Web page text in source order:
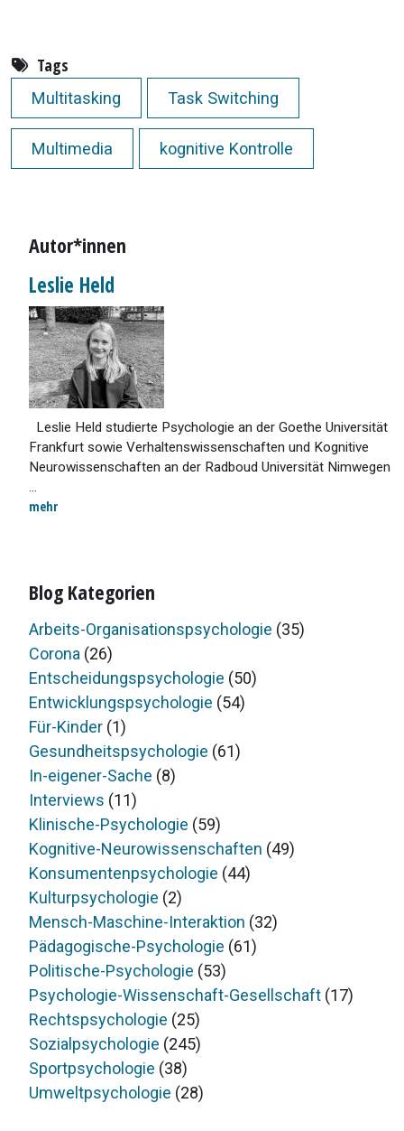
Tags
Multitasking Task Switching
Multimedia kognitive Kontrolle
Autor*innen
Leslie Held
Leslie Held studierte Psychologie an der Goethe Universität
Frankfurt sowie Verhaltenswissenschaften und Kognitive
Neurowissenschaften an der Radboud Universität Nimwegen
...
mehr
Blog Kategorien
Arbeits-Organisationspsychologie (35)
Corona (26)
Entscheidungspsychologie (50)
Entwicklungspsychologie (54)
Für-Kinder (1)
Gesundheitspsychologie (61)
In-eigener-Sache (8)
Interviews (11)
Klinische-Psychologie (59)
Kognitive-Neurowissenschaften (49)
Konsumentenpsychologie (44)
Kulturpsychologie (2)
Mensch-Maschine-Interaktion (32)
Pädagogische-Psychologie (61)
Politische-Psychologie (53)
Psychologie-Wissenschaft-Gesellschaft (17)
Rechtspsychologie (25)
Sozialpsychologie (245)
Sportpsychologie (38)
Umweltpsychologie (28)